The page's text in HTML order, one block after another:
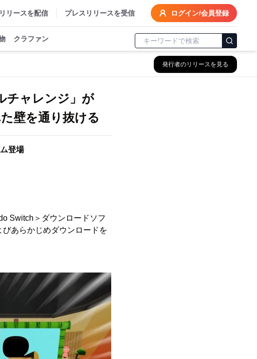
リースを配信 プレスリリースを受信 ログイン/会員登録
クラファン
発行者のリリースを見る
チャレンジ」が
壁を通り抜ける
登場
Switch＞ダウンロードソフ
あらかじめダウンロードを